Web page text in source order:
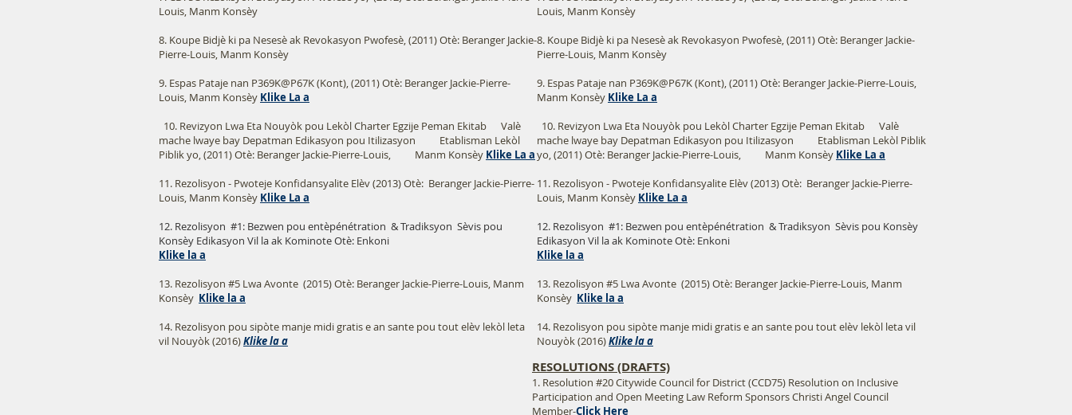
Louis, Manm Konsèy
8. Koupe Bidjè ki pa Nesesè ak Revokasyon Pwofesè, (2011) Otè: Beranger Jackie-
Pierre-Louis, Manm Konsèy
9. Espas Pataje nan P369K@P67K (Kont), (2011) Otè: Beranger Jackie-Pierre-
Louis, Manm Konsèy Klike La a
10. Revizyon Lwa Eta Nouyòk pou Lekòl Charter Egzije Peman Ekitab Valè
mache lwaye bay Depatman Edikasyon pou Itilizasyon Etablisman Lekòl
Piblik yo, (2011) Otè: Beranger Jackie-Pierre-Louis, Manm Konsèy Klike La a
11. Rezolisyon - Pwoteje Konfidansyalite Elèv (2013) Otè: Beranger Jackie-Pierre-
Louis, Manm Konsèy Klike La a
12. Rezolisyon #1: Bezwen pou entèpénétration & Tradiksyon Sèvis pou
Konsèy Edikasyon Vil la ak Kominote Otè: Enkoni
Klike la a
13. Rezolisyon #5 Lwa Avonte (2015) Otè: Beranger Jackie-Pierre-Louis, Manm
Konsèy Klike la a
14. Rezolisyon pou sipòte manje midi gratis e an sante pou tout elèv lekòl leta
vil Nouyòk (2016)Klike la a
Louis, Manm Konsèy
8. Koupe Bidjè ki pa Nesesè ak Revokasyon Pwofesè, (2011) Otè: Beranger Jackie-
Pierre-Louis, Manm Konsèy
9. Espas Pataje nan P369K@P67K (Kont), (2011) Otè: Beranger Jackie-Pierre-Louis,
Manm Konsèy Klike La a
10. Revizyon Lwa Eta Nouyòk pou Lekòl Charter Egzije Peman Ekitab Valè
mache lwaye bay Depatman Edikasyon pou Itilizasyon Etablisman Lekòl Piblik
yo, (2011) Otè: Beranger Jackie-Pierre-Louis, Manm Konsèy Klike La a
11. Rezolisyon - Pwoteje Konfidansyalite Elèv (2013) Otè: Beranger Jackie-Pierre-
Louis, Manm Konsèy Klike La a
12. Rezolisyon #1: Bezwen pou entèpénétration & Tradiksyon Sèvis pou Konsèy
Edikasyon Vil la ak Kominote Otè: Enkoni
Klike la a
13. Rezolisyon #5 Lwa Avonte (2015) Otè: Beranger Jackie-Pierre-Louis, Manm
Konsèy Klike la a
14. Rezolisyon pou sipòte manje midi gratis e an sante pou tout elèv lekòl leta vil
Nouyòk (2016)Klike la a
RESOLUTIONS (DRAFTS)
1. Resolution #20 Citywide Council for District (CCD75) Resolution on Inclusive
Participation and Open Meeting Law Reform Sponsors Christi Angel Council
Member-Click Here